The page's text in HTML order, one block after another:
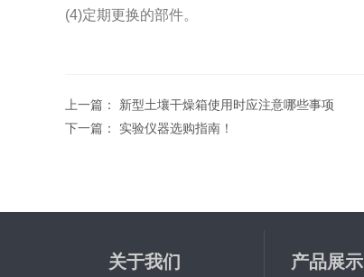
(4)定期更换的部件。
上一篇： 新型土壤干燥箱使用时应注意哪些事项
下一篇： 实验仪器选购指南！
关于我们 产品展示